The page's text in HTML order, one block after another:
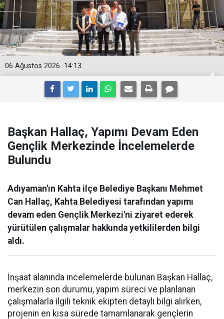
14:13
06 Ağustos 2026
Başkan Hallaç, Yapımı Devam Eden
Gençlik Merkezinde İncelemelerde
Bulundu
Adıyaman'ın Kahta ilçe Belediye Başkanı Mehmet
Can Hallaç, Kahta Belediyesi tarafından yapımı
devam eden Gençlik Merkezi'ni ziyaret ederek
yürütülen çalışmalar hakkında yetkililerden bilgi
aldı.
İnşaat alanında incelemelerde bulunan Başkan Hallaç,
merkezin son durumu, yapım süreci ve planlanan
çalışmalarla ilgili teknik ekipten detaylı bilgi alırken,
projenin en kısa sürede tamamlanarak gençlerin